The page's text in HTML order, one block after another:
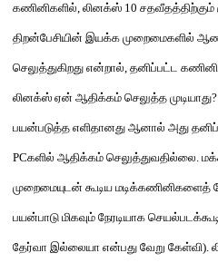
கணினிகளில், லினக்ஸ் 10
திறன்பேசியின் இயக்க முறைமைகளில்
செலுத்துகிறது என்றால், தனிப்பட்ட
லினக்ஸ் ஏன் ஆதிக்கம் செலுத்த முடியாது?
பயன்படுத்த எளிதானது ஆனால் அது
PCகளில் ஆதிக்கம் செலுத்துவதில்லை.
முறைமையுடன் கூடிய மடிக்கணினிகளைத்
பயன்பாடு மிகவும் நேரடியாக
தேர்வா இல்லையா என்பது வேறு கேள்வி).